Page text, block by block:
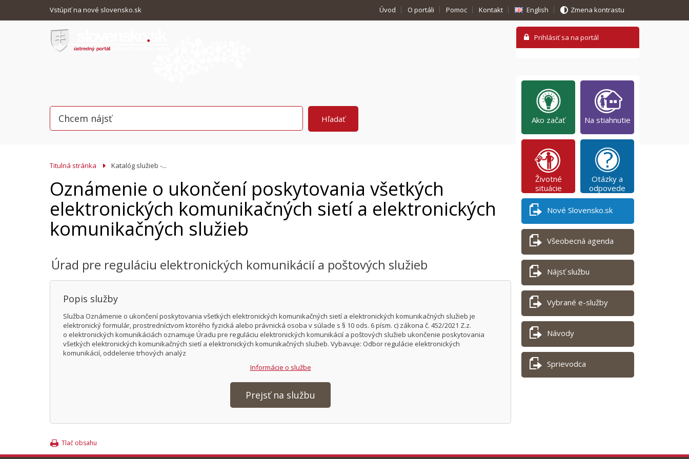
Vstúpiť na nové slovensko.sk Úvod O portáli Pomoc Kontakt English Zmena kontrastu
Titulná stránka Katalóg služieb -...
Oznámenie o ukončení poskytovania všetkých
elektronických komunikačných sietí a elektronických
komunikačných služieb
Úrad pre reguláciu elektronických komunikácií a poštových služieb
Popis služby
Služba Oznámenie o ukončení poskytovania všetkých elektronických komunikačných sietí a elektronických komunikačných služieb je
elektronický formulár, prostredníctvom ktorého fyzická alebo právnická osoba v súlade s § 10 ods. 6 písm. c) zákona č. 452/2021 Z.z.
o elektronických komunikáciách oznamuje Úradu pre reguláciu elektronických komunikácií a poštových služieb ukončenie poskytovania
všetkých elektronických komunikačných sietí a elektronických komunikačných služieb. Vybavuje: Odbor regulácie elektronických
komunikácií, oddelenie trhových analýz
Informácie o službe
Prejsť na službu
Ako začať Na stiahnutie
Životné
situácie
Otázky a
odpovede
Nové Slovensko.sk
Všeobecná agenda
Nájsť službu
Vybrané e-služby
Návody
Sprievodca
Tlač obsahu